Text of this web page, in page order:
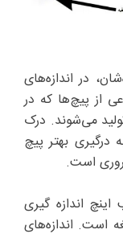
در اندازه‌های
از پیچ‌ها که در
می‌شوند. درک
درگیری بهتر پیچ
است.
اندازه گیری
است. اندازه‌های